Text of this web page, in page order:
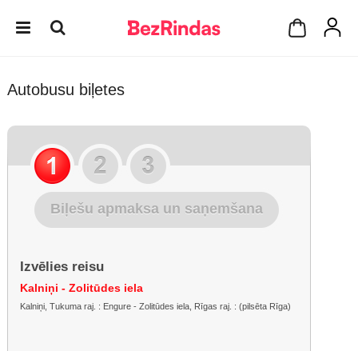
Autobusu biļetes
Biļešu apmaksa un saņemšana
Izvēlies reisu
Kalniņi - Zolitūdes iela
Kalniņi, Tukuma raj. : Engure - Zolitūdes iela, Rīgas raj. : (pilsēta Rīga)